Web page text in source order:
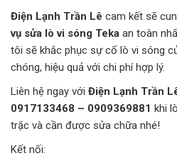
Điện Lạnh Trần Lê cam kết sẽ
vụ sửa lò vi sóng Teka an toàn
tôi sẽ khắc phục sự cố lò vi sóng
chóng, hiệu quả với chi phí hợp lý.
Liên hệ ngay với Điện Lạnh Trần
0917133468 – 0909369881 khi
trặc và cần được sửa chữa nhé!
Kết nối: